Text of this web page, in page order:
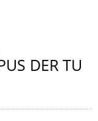
DER TU